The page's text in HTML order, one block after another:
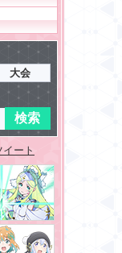
大会
ート